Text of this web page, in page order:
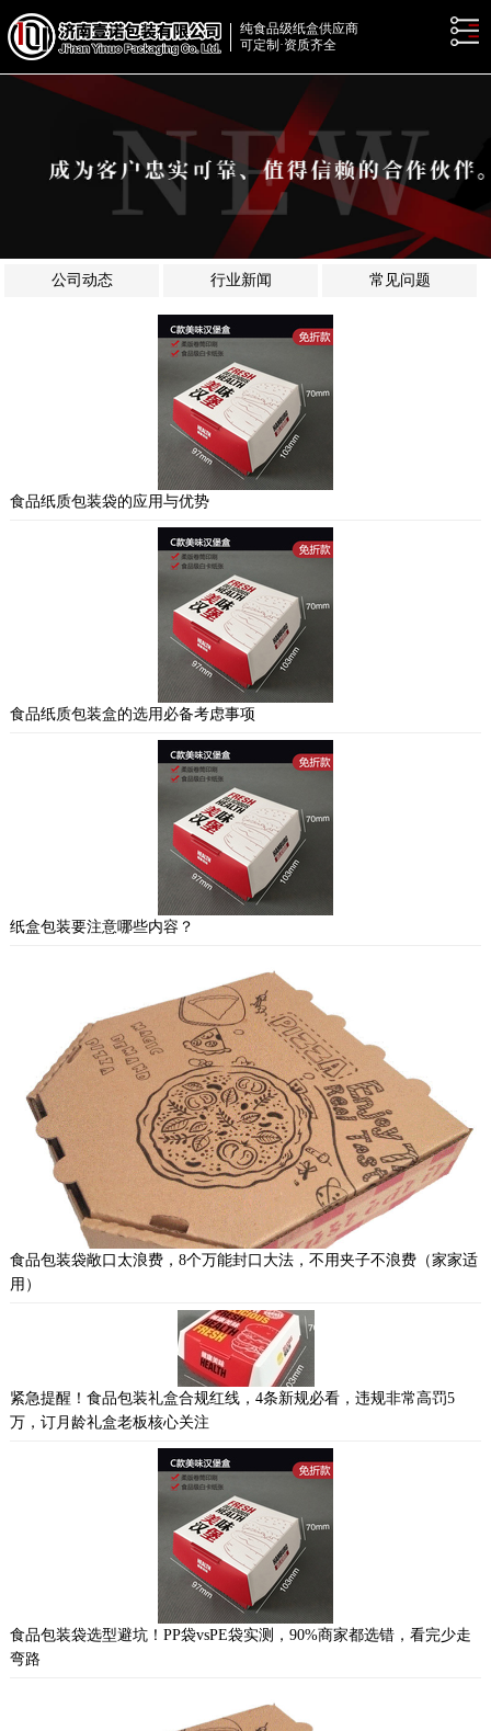
纯食品级纸盒供应商
可定制·资质齐全
公司动态 行业新闻 常见问题
食品纸质包装袋的应用与优势
食品纸质包装盒的选用必备考虑事项
纸盒包装要注意哪些内容？
食品包装袋敞口太浪费，8个万能封口大法，不用夹子不浪费（家家适
用）
紧急提醒！食品包装礼盒合规红线，4条新规必看，违规非常高罚5
万，订月龄礼盒老板核心关注
食品包装袋选型避坑！PP袋vsPE袋实测，90%商家都选错，看完少走
弯路